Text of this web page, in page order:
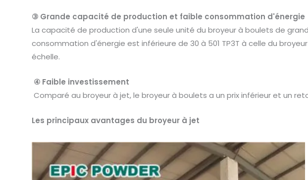
③ Grande capacité de production et faible consommation d'énergie
La capacité de production d'une seule unité du broyeur à boulets de
consommation d'énergie est inférieure de 30 à 501 TP3T à celle du
échelle.
④ Faible investissement
Comparé au broyeur à jet, le broyeur à boulets a un prix inférieur et un
Les principaux avantages du broyeur à jet